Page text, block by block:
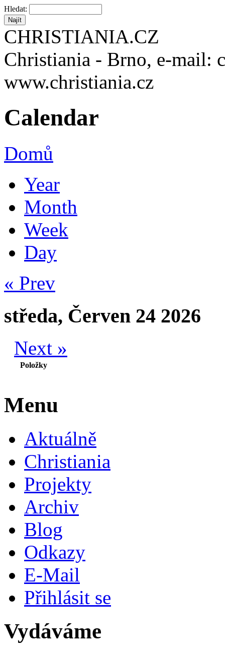
Hledat:
CHRISTIANIA.CZ
Christiania - Brno, e-mail:
www.christiania.cz
Calendar
Domů
Year
Month
Week
Day
« Prev
středa, Červen 24 2026
Next »
Položky
Menu
Aktuálně
Christiania
Projekty
Archiv
Blog
Odkazy
E-Mail
Přihlásit se
Vydáváme